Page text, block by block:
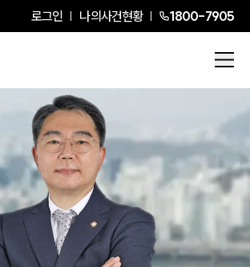
로그인 나의사건현황 1800-7905
Attorney